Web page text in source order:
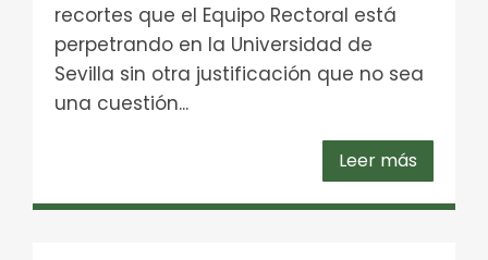
recortes que el Equipo Rectoral está
perpetrando en la Universidad de
Sevilla sin otra justificación que no sea
una cuestión...
Leer más